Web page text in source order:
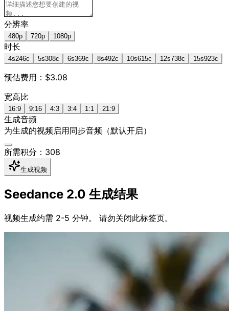
分辨率
480p 720p 1080p
时长
4s246c 5s308c 6s369c 8s492c 10s615c 12s738c 15s923c
预估费用：$3.08
宽高比
16:9 9:16 4:3 3:4 1:1 21:9
生成音频
为生成的视频启用同步音频（默认开启）
所需积分：308
生成视频
Seedance 2.0 生成结果
视频生成约需 2-5 分钟。 请勿关闭此标签页。